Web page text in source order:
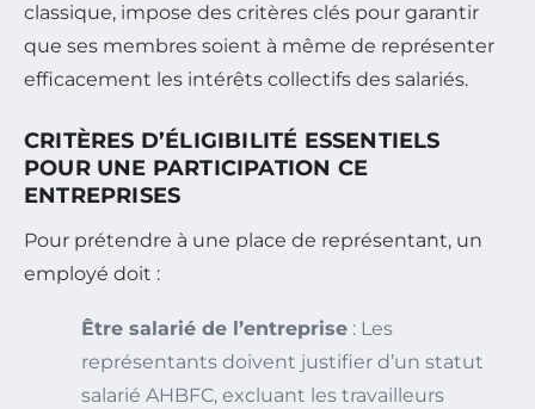
classique, impose des critères clés pour garantir
que ses membres soient à même de représenter
efficacement les intérêts collectifs des salariés.
CRITÈRES D’ÉLIGIBILITÉ ESSENTIELS
POUR UNE PARTICIPATION CE
ENTREPRISES
Pour prétendre à une place de représentant, un
employé doit :
Être salarié de l’entreprise : Les
représentants doivent justifier d’un statut
salarié AHBFC, excluant les travailleurs